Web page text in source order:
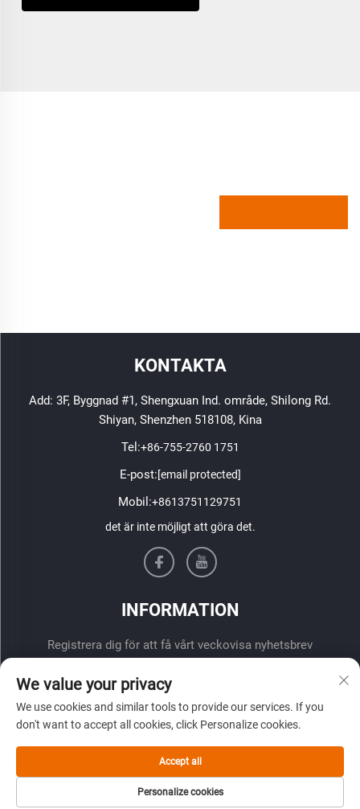
KONTAKTA
Add: 3F, Byggnad #1, Shengxuan Ind. område, Shilong Rd.
Shiyan, Shenzhen 518108, Kina
Tel:+86-755-2760 1751
E-post:[email protected]
Mobil:+8613751129751
det är inte möjligt att göra det.
INFORMATION
Registrera dig för att få vårt veckovisa nyhetsbrev
ÖVERLÄMNA
We value your privacy
We use cookies and similar tools to provide our services. If you
don't want to accept all cookies, click Personalize cookies.
Personalize cookies
Accept all